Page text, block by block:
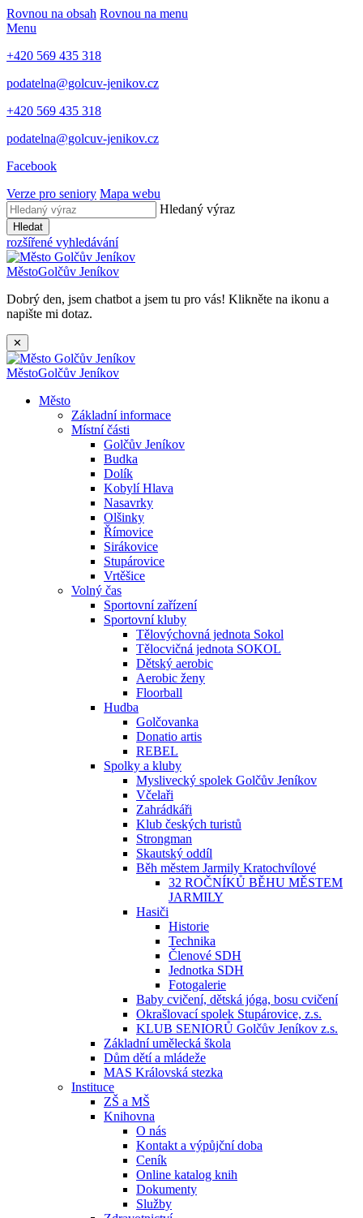
Rovnou na obsah Rovnou na menu
Menu
+420 569 435 318
podatelna@golcuv-jenikov.cz
+420 569 435 318
podatelna@golcuv-jenikov.cz
Facebook
Verze pro seniory Mapa webu
Hledaný výraz
Hledat
rozšířené vyhledávání
MěstoGolčův Jeníkov
Dobrý den, jsem chatbot a jsem tu pro vás! Klikněte na ikonu a
napište mi dotaz.
✕
MěstoGolčův Jeníkov
Město
Základní informace
Místní části
Golčův Jeníkov
Budka
Dolík
Kobylí Hlava
Nasavrky
Olšinky
Římovice
Sirákovice
Stupárovice
Vrtěšice
Volný čas
Sportovní zařízení
Sportovní kluby
Tělovýchovná jednota Sokol
Tělocvičná jednota SOKOL
Dětský aerobic
Aerobic ženy
Floorball
Hudba
Golčovanka
Donatio artis
REBEL
Spolky a kluby
Myslivecký spolek Golčův Jeníkov
Včelaři
Zahrádkáři
Klub českých turistů
Strongman
Skautský oddíl
Běh městem Jarmily Kratochvílové
32 ROČNÍKŮ BĚHU MĚSTEM
JARMILY
Hasiči
Historie
Technika
Členové SDH
Jednotka SDH
Fotogalerie
Baby cvičení, dětská jóga, bosu cvičení
Okrašlovací spolek Stupárovice, z.s.
KLUB SENIORŮ Golčův Jeníkov z.s.
Základní umělecká škola
Dům dětí a mládeže
MAS Královská stezka
Instituce
ZŠ a MŠ
Knihovna
O nás
Kontakt a výpůjční doba
Ceník
Online katalog knih
Dokumenty
Služby